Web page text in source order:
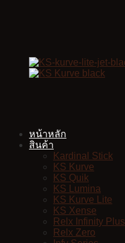
หน้าหลัก
สินค้า
Kardinal Stick
KS Kurve
KS Quik
KS Lumina
KS Kurve Lite
KS Xense
Relx Infinity Plus
Relx Zero